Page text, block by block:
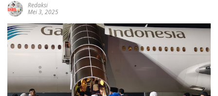
Redaksi
Mei 3, 2025